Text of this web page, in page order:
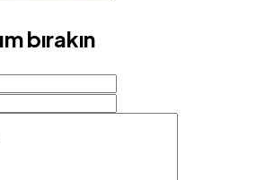
bırakın